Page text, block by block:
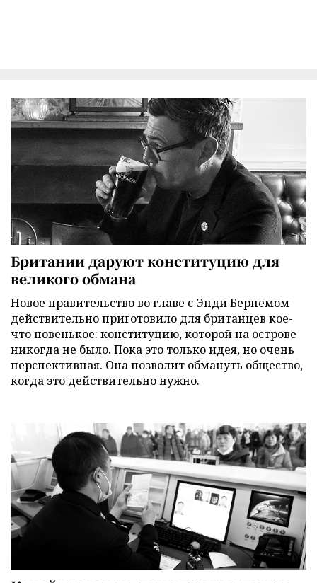
Британии даруют конституцию для
великого обмана
Новое правительство во главе с Энди Бернемом
действительно приготовило для британцев кое-
что новенькое: конституцию, которой на острове
никогда не было. Пока это только идея, но очень
перспективная. Она позволит обмануть общество,
когда это действительно нужно.